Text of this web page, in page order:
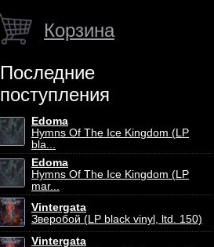
Корзина
Последние
поступления
Edoma
Hymns Of The Ice Kingdom (LP
bla...
Edoma
Hymns Of The Ice Kingdom (LP
mar...
Vintergata
Зверобой (LP black vinyl, ltd. 150)
Vintergata